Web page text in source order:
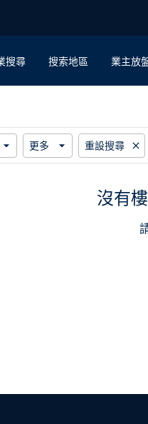
搜尋 搜索地區 業主放
更多 重設搜尋
沒有